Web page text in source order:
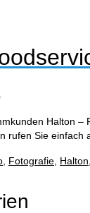
Halton –
rufen Sie einfach
Fotografie Halton